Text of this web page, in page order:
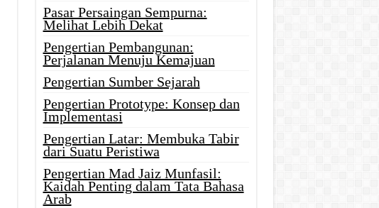
Pasar Persaingan Sempurna:
Melihat Lebih Dekat
Pengertian Pembangunan:
Perjalanan Menuju Kemajuan
Pengertian Sumber Sejarah
Pengertian Prototype: Konsep dan
Implementasi
Pengertian Latar: Membuka Tabir
dari Suatu Peristiwa
Pengertian Mad Jaiz Munfasil:
Kaidah Penting dalam Tata Bahasa
Arab